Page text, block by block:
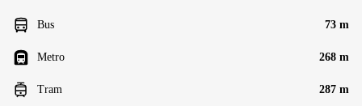
Bus 73 m
Metro 268 m
Tram 287 m